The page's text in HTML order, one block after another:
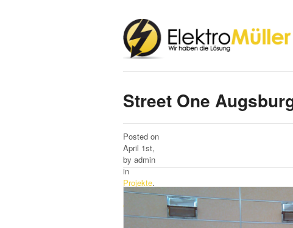
Street One
Posted on
April 1st,
by admin
in
Projekte.
No
Comments